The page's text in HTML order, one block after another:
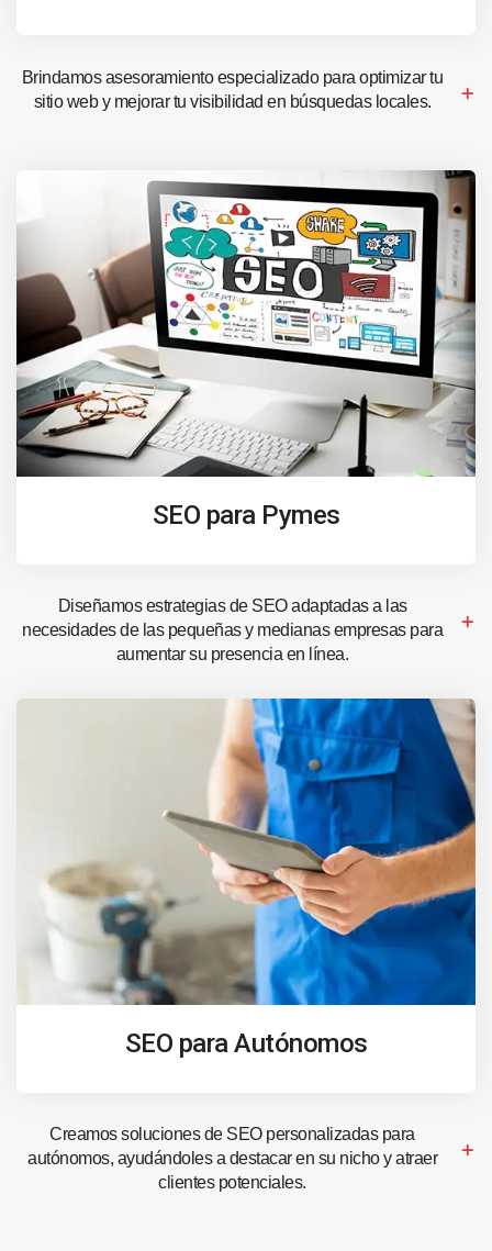
Brindamos asesoramiento especializado para optimizar tu
sitio web y mejorar tu visibilidad en búsquedas locales.
SEO para Pymes
Diseñamos estrategias de SEO adaptadas a las
necesidades de las pequeñas y medianas empresas para
aumentar su presencia en línea.
SEO para Autónomos
Creamos soluciones de SEO personalizadas para
autónomos, ayudándoles a destacar en su nicho y atraer
clientes potenciales.